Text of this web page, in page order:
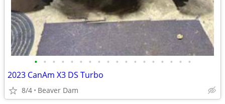
• • • • • • • • • • • • • • • • • •
2023 CanAm X3 DS Turbo
8/4 Beaver Dam